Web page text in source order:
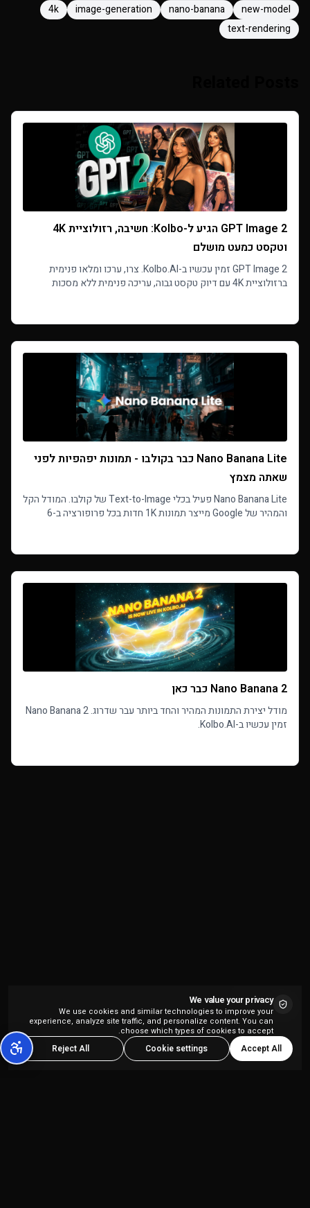
new-model
nano-banana
image-generation
4k
text-rendering
GPT Image 2 הגיע ל-Kolbo: חשיבה, רזולוציית 4K
וטקסט כמעט מושלם
GPT Image 2 זמין עכשיו ב-Kolbo.AI. צרו, ערכו ומלאו פנימית
ברזולוציית 4K עם דיוק טקסט גבוה, עריכה פנימית ללא מסכות
Nano Banana Lite כבר בקולבו - תמונות יפהפיות לפני
שאתה מצמץ
Nano Banana Lite פעיל בכלי Text-to-Image של קולבו. המודל הקל
והמהיר של Google מייצר תמונות 1K חדות בכל פרופורציה ב-6
Nano Banana 2 כבר כאן
מודל יצירת התמונות המהיר והחד ביותר עבר שדרוג. Nano Banana 2
זמין עכשיו ב-Kolbo.AI.
We value your privacy
We use cookies and similar technologies to improve your
experience, analyze site traffic, and personalize content. You can
choose which types of cookies to accept.
Accept All
Cookie settings
Reject All